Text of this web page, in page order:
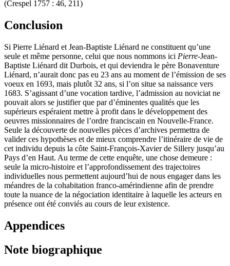
(Crespel 1757 : 46, 211)
Conclusion
Si Pierre Liénard et Jean-Baptiste Liénard ne constituent qu’une
seule et même personne, celui que nous nommons ici Pierre-Jean-
Baptiste Liénard dit Durbois, et qui deviendra le père Bonaventure
Liénard, n’aurait donc pas eu 23 ans au moment de l’émission de ses
voeux en 1693, mais plutôt 32 ans, si l’on situe sa naissance vers
1683. S’agissant d’une vocation tardive, l’admission au noviciat ne
pouvait alors se justifier que par d’éminentes qualités que les
supérieurs espéraient mettre à profit dans le développement des
oeuvres missionnaires de l’ordre franciscain en Nouvelle-France.
Seule la découverte de nouvelles pièces d’archives permettra de
valider ces hypothèses et de mieux comprendre l’itinéraire de vie de
cet individu depuis la côte Saint-François-Xavier de Sillery jusqu’au
Pays d’en Haut. Au terme de cette enquête, une chose demeure :
seule la micro-histoire et l’approfondissement des trajectoires
individuelles nous permettent aujourd’hui de nous engager dans les
méandres de la cohabitation franco-amérindienne afin de prendre
toute la nuance de la négociation identitaire à laquelle les acteurs en
présence ont été conviés au cours de leur existence.
Appendices
Note biographique